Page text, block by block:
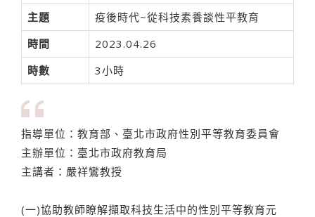
主題
疫後時代~從科技素養談性平教育
時間
2023.04.26
時數
3小時
指導單位：教育部、臺北市政府性別平等教育委員會
主辦單位：臺北市政府教育局
主講者：嚴祥鸞教授
(一)協助教師瞭解擷取科技生活中的性別平等教育元